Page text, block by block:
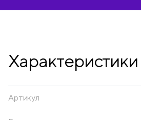
Характеристики
Артикул